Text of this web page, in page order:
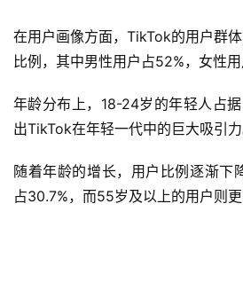
在用户画像方面，TikTok的用户群
比例，其中男性用户占52%，女性用
年龄分布上，18-24岁的年轻人占
出TikTok在年轻一代中的巨大吸引力
随着年龄的增长，用户比例逐渐下
占30.7%，而55岁及以上的用户则更